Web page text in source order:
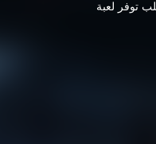
توفر لعبة